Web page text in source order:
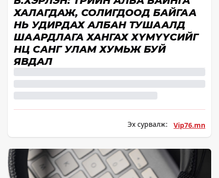
ХАЛАГДАЖ, СОЛИГДООД БАЙГАА
НЬ УДИРДАХ АЛБАН ТУШААЛД
ШААРДЛАГА ХАНГАХ ХҮМҮҮСИЙГ
НӨӨЦ САНГ УЛАМ ХУМЬЖ БУЙ
ЯВДАЛ
Эх сурвалж: Vip76.mn